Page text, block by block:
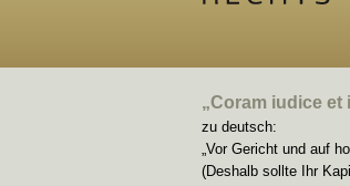
„Coram iudice et
zu deutsch:
„Vor Gericht und auf
(Deshalb sollte Ihr